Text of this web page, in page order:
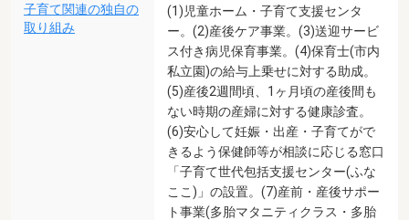
子育て関連の独自の
取り組み
(1)児童ホーム・子育て支援センタ
ー。(2)産後ケア事業。(3)送迎サービ
ス付き病児保育事業。(4)保育士(市内
私立園)の給与上乗せに対する助成。
(5)産後2週間頃、1ヶ月頃の産後間も
ない時期の産婦に対する健康診査。
(6)安心して妊娠・出産・子育てがで
きるよう保健師等が相談に応じる窓口
「子育て世代包括支援センター(ふな
ここ)」の設置。(7)産前・産後サポー
ト事業(多胎マタニティクラス・多胎